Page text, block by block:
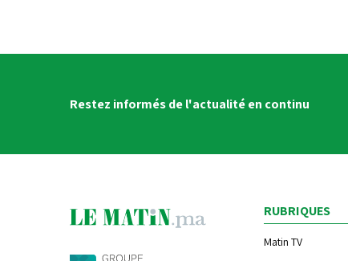
Restez informés de l'actualité en continu
RUBRIQUES
Matin TV